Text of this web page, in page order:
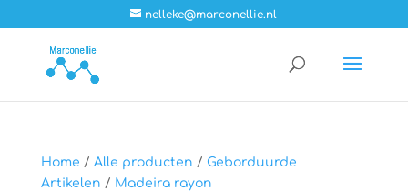
nelleke@marconellie.nl
Home / Alle producten / Geborduurde
Artikelen / Madeira rayon